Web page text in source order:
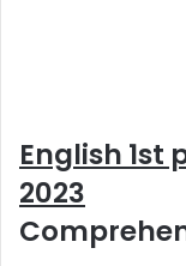
English 1st
2023